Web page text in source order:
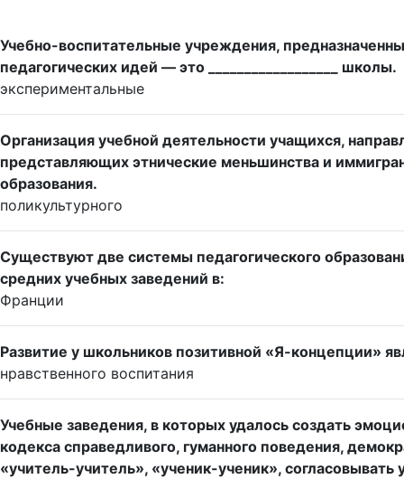
Учебно-воспитательные учреждения,
педагогических идей — это __________________ школы.
экспериментальные
Организация учебной деятельности учащихся,
представляющих этнические меньшинства и
образования.
поликультурного
Существуют две системы педагогического
средних учебных заведений в:
Франции
Развитие у школьников позитивной «Я-концепции»
нравственного воспитания
Учебные заведения, в которых удалось создать
кодекса справедливого, гуманного поведения,
«учитель-учитель», «ученик-ученик»,